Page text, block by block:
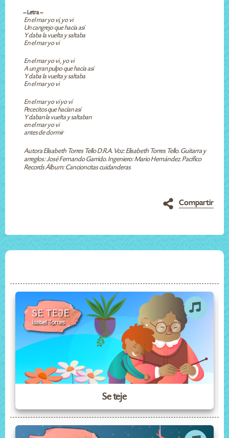
-- Letra --
En el mar yo vi, yo vi
Un cangrejo que hacía así
Y daba la vuelta y saltaba
En el mar yo vi
En el mar yo vi , yo vi
A un gran pulpo que hacía así
Y daba la vuelta y saltaba
En el mar yo vi
En el mar yo ví yo ví
Pececitos que hacían así
Y daban la vuelta y saltaban
en el mar yo vi
antes de dormir
Autora Elisabeth Torres Tello D.R.A. Voz: Elisabeth Torres Tello. Guitarra y
arreglos: José Fernando Garrido. Ingeniero: Mario Hernández. Pacífico
Records Álbum: Cancioncitas cuidanderas
Compartir
Se teje